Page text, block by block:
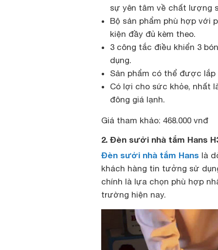
sự yên tâm về chất lượng
Bộ sản phẩm phù hợp với
kiện đầy đủ kèm theo.
3 công tắc điều khiển 3
dụng.
Sản phẩm có thể được
Có lợi cho sức khỏe, nhất
đông giá lạnh.
Giá tham khảo: 468.000 vnđ
2. Đèn sưởi nhà tắm Hans
Đèn sưởi nhà tắm Hans là
khách hàng tin tưởng sử
chính là lựa chọn phù hợp
trường hiện nay.